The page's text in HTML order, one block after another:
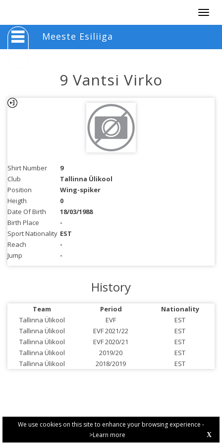
We use cookies on this site to enhance your browsing experience -
>Learn more
X
Meeste Esiliiga
9 Vantsi Virko
Shirt Number
9
Club
Tallinna Ülikool
Position
Wing-spiker
Heigth
0
Date Of Birth
18/03/1988
Birth Place
-
Sport Nationality EST
Reach
-
Jump
-
History
Team Period
Nationality
Tallinna Ülikool
EVF
EST
Tallinna Ülikool
EVF 2021/22
EST
Tallinna Ülikool
EVF 2020/21
EST
Tallinna Ülikool
2019/20
EST
Tallinna Ülikool
2018/2019 EST